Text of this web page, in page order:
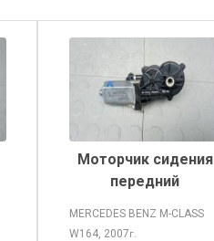
Моторчик сидения
передний
MERCEDES BENZ M-CLASS
W164, 2007г.